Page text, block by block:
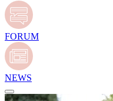
FORUM
NEWS